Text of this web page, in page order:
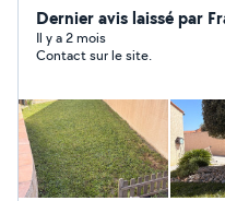
bouillonnant d'activité...
refléter votre
est de vous offrir une
Dernier avis laissé par
Il y a 2 mois
Contact sur le site.